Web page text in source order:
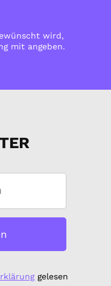
wird,
mit angeben.
gelesen